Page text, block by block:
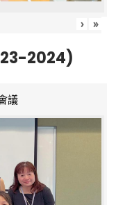
› »
2024)
議